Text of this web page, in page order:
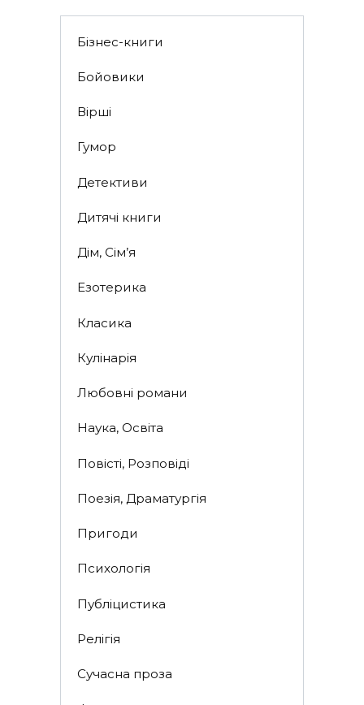
Бізнес-книги
Бойовики
Вірші
Гумор
Детективи
Дитячі книги
Дім, Сім’я
Езотерика
Класика
Кулінарія
Любовні романи
Наука, Освіта
Повісті, Розповіді
Поезія, Драматургія
Пригоди
Психологія
Публіцистика
Релігія
Сучасна проза